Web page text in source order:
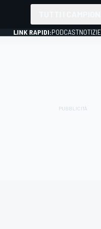
LINK RAPIDI:PODCASTNOTIZIE